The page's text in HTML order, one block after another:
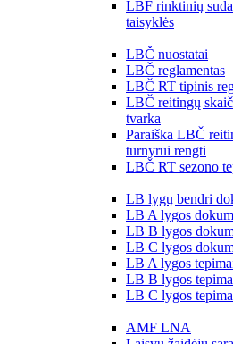
LBF rinktinių
taisyklės
LBČ nuostatai
LBČ reglamentas
LBČ RT tipinis
LBČ reitingų
tvarka
Paraiška LBČ
turnyrui rengti
LBČ RT sezono
LB lygų bendri
LB A lygos
LB B lygos
LB C lygos
LB A lygos
LB B lygos
LB C lygos
AMF LNA